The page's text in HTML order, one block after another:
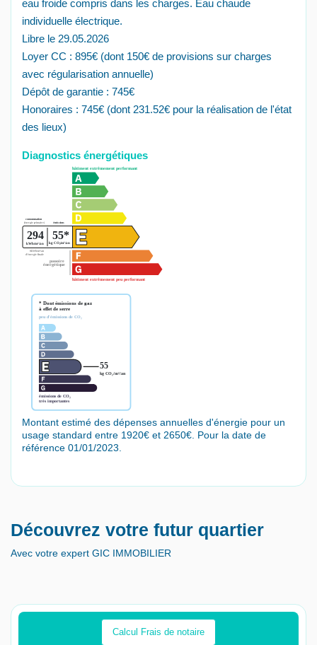
eau froide compris dans les charges. Eau chaude
individuelle électrique.
Libre le 29.05.2026
Loyer CC : 895€ (dont 150€ de provisions sur charges
avec régularisation annuelle)
Dépôt de garantie : 745€
Honoraires : 745€ (dont 231.52€ pour la réalisation de l'état
des lieux)
Diagnostics énergétiques
Montant estimé des dépenses annuelles d'énergie pour un
usage standard entre 1920€ et 2650€. Pour la date de
référence 01/01/2023.
Découvrez votre futur quartier
Avec votre expert GIC IMMOBILIER
Calcul Frais de notaire